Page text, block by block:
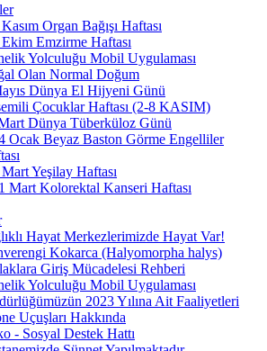
Organ Bağışı Haftası
Emzirme Haftası
Yolculuğu Mobil Uygulaması
Olan Normal Doğum
Dünya El Hijyeni Günü
Çocuklar Haftası (2-8 KASIM)
Dünya Tüberküloz Günü
Ocak Beyaz Baston Görme Engelliler
Yeşilay Haftası
Mart Kolorektal Kanseri Haftası
Hayat Merkezlerimizde Hayat Var!
Kokarca (Halyomorpha halys)
Giriş Mücadelesi Rehberi
Yolculuğu Mobil Uygulaması
2023 Yılına Ait Faaliyetleri
Uçuşları Hakkında
- Sosyal Destek Hattı